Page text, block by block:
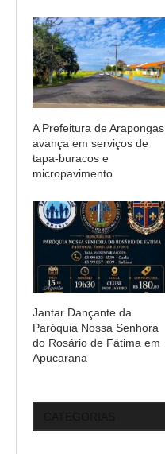
A Prefeitura de Arapongas
avança em serviços de
tapa-buracos e
micropavimento
Jantar Dançante da
Paróquia Nossa Senhora
do Rosário de Fátima em
Apucarana